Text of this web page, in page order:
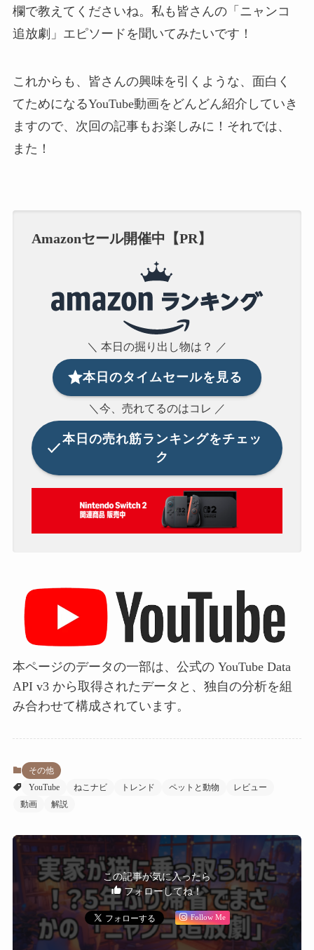
欄で教えてくださいね。私も皆さんの「ニャンコ
追放劇」エピソードを聞いてみたいです！
これからも、皆さんの興味を引くような、面白く
てためになるYouTube動画をどんどん紹介していき
ますので、次回の記事もお楽しみに！それでは、
また！
Amazonセール開催中【PR】
＼ 本日の掘り出し物は？ ／
本日のタイムセールを見る
＼今、売れてるのはコレ ／
本日の売れ筋ランキングをチェッ
ク
本ページのデータの一部は、公式の YouTube Data
API v3 から取得されたデータと、独自の分析を組
み合わせて構成されています。
その他
YouTube
ねこナビ トレンド ペットと動物
レビュー
動画
解説
この記事が気に入ったら
フォローしてね！
Follow Me